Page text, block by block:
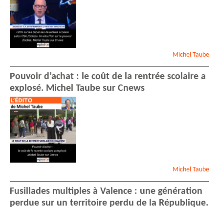
Michel Taube
Pouvoir d’achat : le coût de la rentrée scolaire a
explosé. Michel Taube sur Cnews
Michel Taube
Fusillades multiples à Valence : une génération
perdue sur un territoire perdu de la République.